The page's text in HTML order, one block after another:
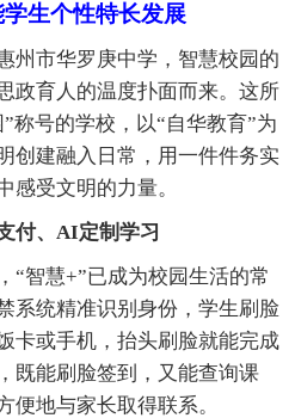
生个性特长发展
市华罗庚中学，智慧校园的
政育人的温度扑面而来。这所
称号的学校，以“自华教育”为
创建融入日常，用一件件务实
感受文明的力量。
、AI定制学习
慧+”已成为校园生活的常
系统精准识别身份，学生刷脸
卡或手机，抬头刷脸就能完成
既能刷脸签到，又能查询课
便地与家长取得联系。